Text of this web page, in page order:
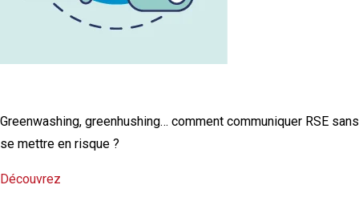
Greenwashing, greenhushing… comment communiquer RSE sans
se mettre en risque ?
Découvrez